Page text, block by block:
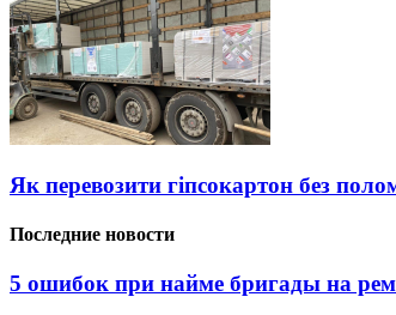
Як перевозити гіпсокартон без
Последние новости
5 ошибок при найме бригады на